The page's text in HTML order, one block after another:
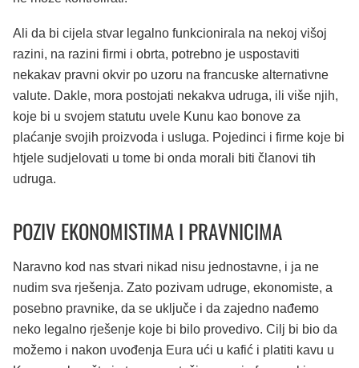
Ali da bi cijela stvar legalno funkcionirala na nekoj višoj
razini, na razini firmi i obrta, potrebno je uspostaviti
nekakav pravni okvir po uzoru na francuske alternativne
valute. Dakle, mora postojati nekakva udruga, ili više njih,
koje bi u svojem statutu uvele Kunu kao bonove za
plaćanje svojih proizvoda i usluga. Pojedinci i firme koje bi
htjele sudjelovati u tome bi onda morali biti članovi tih
udruga.
POZIV EKONOMISTIMA I PRAVNICIMA
Naravno kod nas stvari nikad nisu jednostavne, i ja ne
nudim sva rješenja. Zato pozivam udruge, ekonomiste, a
posebno pravnike, da se uključe i da zajedno nađemo
neko legalno rješenje koje bi bilo provedivo. Cilj bi bio da
možemo i nakon uvođenja Eura ući u kafić i platiti kavu u